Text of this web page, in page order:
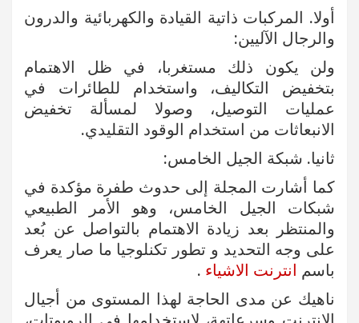
أولا. المركبات ذاتية القيادة والكهربائية والدرون
والرجال الآليين:
ولن يكون ذلك مستغربا، في ظل الاهتمام
بتخفيض التكاليف، واستخدام للطائرات في
عمليات التوصيل، وصولا لمسألة تخفيض
الانبعاثات من استخدام الوقود التقليدي.
ثانيا. شبكة الجيل الخامس:
كما أشارت المجلة إلى حدوث طفرة مؤكدة في
شبكات الجيل الخامس، وهو الأمر الطبيعي
والمنتظر بعد زيادة الاهتمام بالتواصل عن بُعد
على وجه التحديد و تطور تكنلوجيا ما صار يعرف
باسم انترنت الاشياء .
ناهيك عن مدى الحاجة لهذا المستوى من أجيال